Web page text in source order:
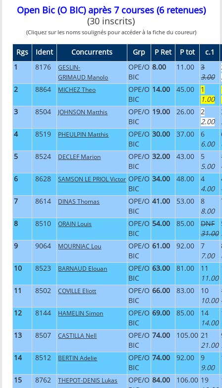
Open Bic (O BIC) après 7 courses (6 retenues)
(30 inscrits)
(Cliquez sur les noms soulignés pour accéder à la fiche du coureur)
Rgs Ident Concurrents Grp P Ret P tot
c.1
1
8176
GESLIN-
GRIMAUD Manolo
OPE/O
BIC
8.00 11.00
3
3.00
2
8864 MICHEZ Theo
OPE/O
BIC
14.00 45.00
1
1.00
3
8504 JOHNSON Matthis
OPE/O
BIC
19.00 26.00
2
2.00
4
8519 PHEULPIN Matthis
OPE/O
BIC
30.00 37.00
6
6.00
5
8524 DECLEF Marion
OPE/O
BIC
32.00 43.00
5
5.00
6
8628 SAMSON LE PRIOL Victor OPE/O
BIC
34.00 48.00
4
4.00
7
8614 DINAS Thomas
OPE/O
BIC
41.00 53.00
8
8.00
8
8510 ORAIN Louis
OPE/O
BIC
54.00 85.00
DNF
31.00
9
9064 MOURNIAC Lou
OPE/O
BIC
61.00 92.00
7
7.00
10
8523 BARNAUD Elouan
OPE/O
BIC
63.00 81.00
11
11.00
11
8502 COVILLE Eliott
OPE/O
BIC
66.00 83.00
10
10.00
12
8144 HAMELIN Simon
OPE/O
BIC
69.00 85.00
14
14.00
13
8507 CASTILLA Nell
OPE/O
BIC
74.00 105.00 21
21.00
14
8512 BERTIN Adelie
OPE/O
BIC
74.00 92.00
9
9.00
15
8762 THEPOT-DENIS Lukas
OPE/O 84.00 106.00 19